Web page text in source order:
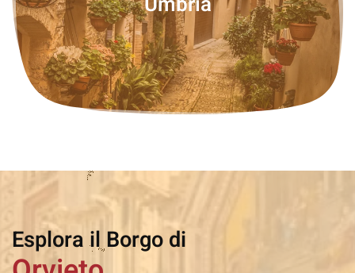
Esplora il Borgo di